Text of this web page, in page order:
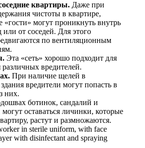
квартиры. Даже при
чистоты в квартире,
могут проникнуть внутрь
или от соседей. Для этого
по вентиляционным
Эта «сеть» хорошо подходит для
вредителей.
При наличие щелей в
вредители могут попасть в
них.
ботинок, сандалий и
оставаться личинки, которые
растут и размножаются.